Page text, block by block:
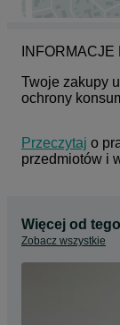
INFORMACJE
Twoje zakupy
ochrony
Przeczytaj o
przedmiotów i
Więcej od
Zobacz wszystkie